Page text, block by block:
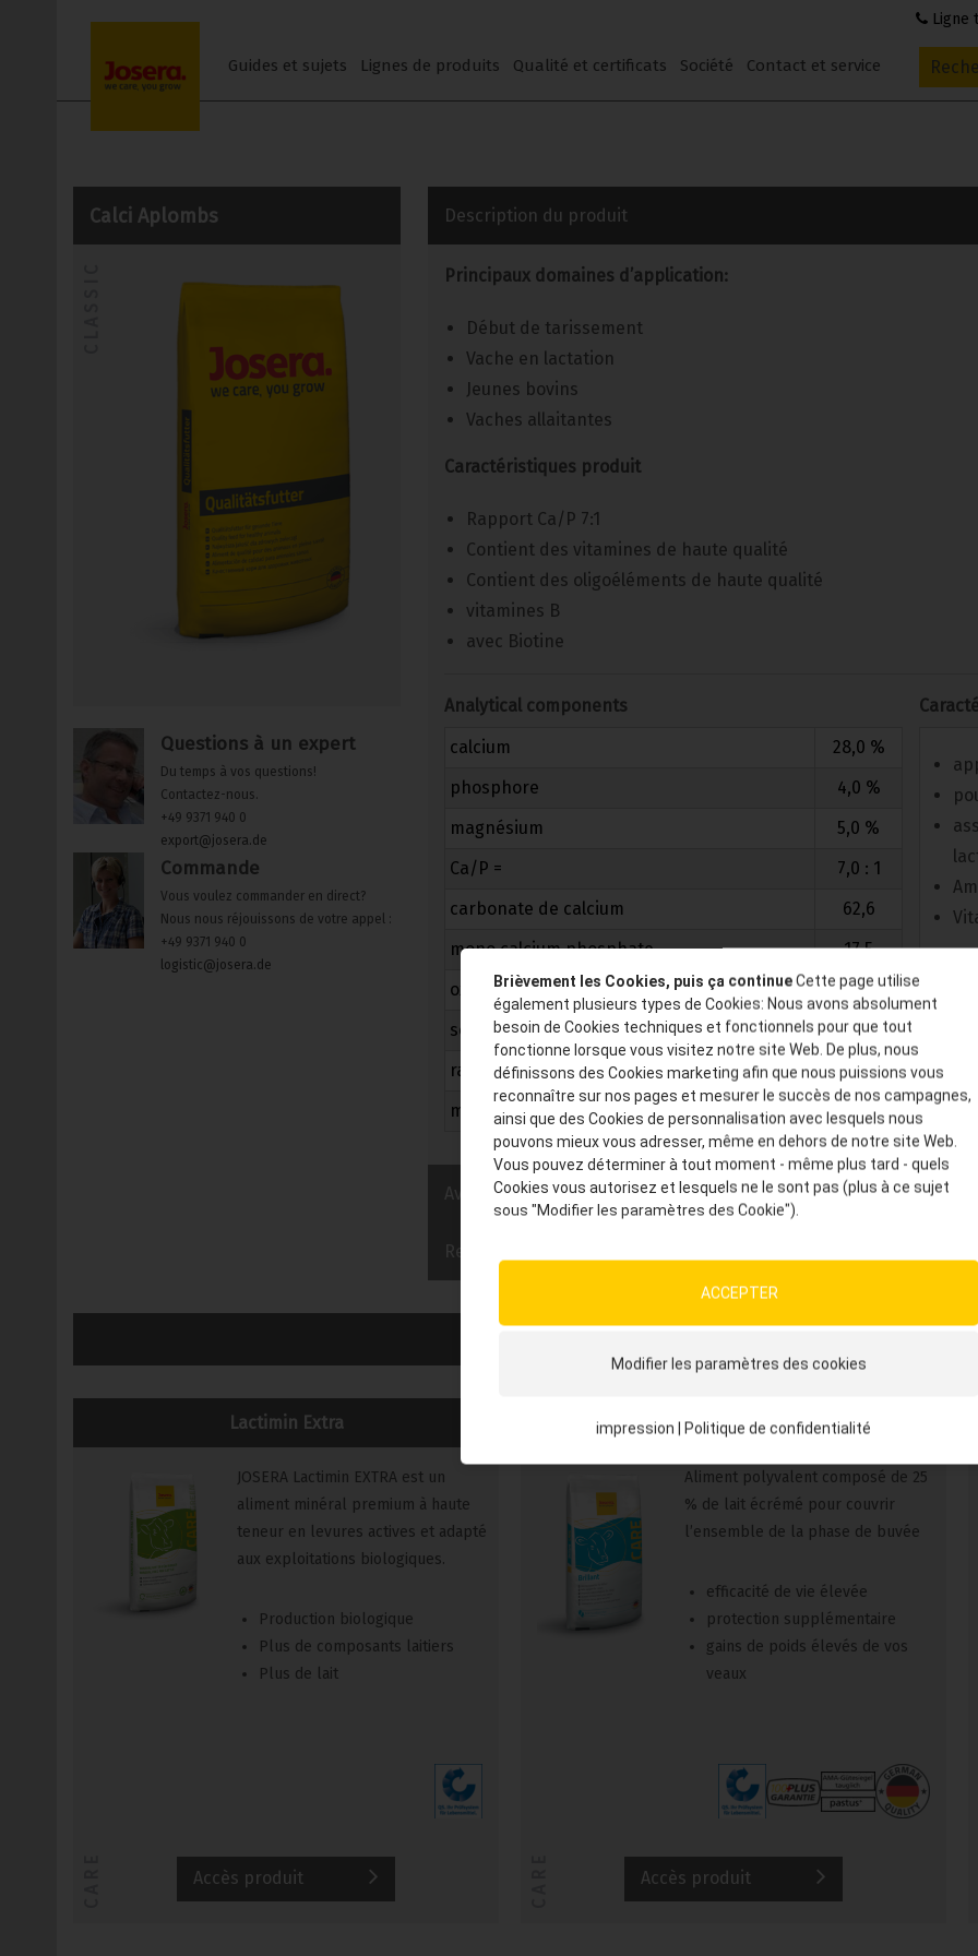
content
Ligne
Guides et sujets Lignes de produits Qualité et certificats Société Contact et service
Calci Aplombs
Questions à un expert
Du temps à vos questions!
Contactez-nous.
+49 9371 940 0
export@josera.de
Commande
Vous voulez commander en direct?
Nous nous réjouissons de votre appel :
+49 9371 940 0
logistic@josera.de
Description du produit
Principaux domaines d’application:
Début de tarissement
Vache en lactation
Jeunes bovins
Vaches allaitantes
Caractéristiques produit
Rapport Ca/P 7:1
Contient des vitamines de haute qualité
Contient des oligoéléments de haute qualité
vitamines B
avec Biotine
Analytical components
calcium
28,0 %
phosphore
4,0 %
magnésium
5,0 %
Ca/P =
7,0 : 1
carbonate de calcium
62,6
mono calcium phosphate
17,5
oxyde de magnésium
9,3
son de blé
2
radicelles
2
mélasse de betterave sucrière
1,5
Avantages du produit
Recommandation d'alimentation
Lactimin Extra
JOSERA Lactimin EXTRA est un
aliment minéral premium à haute
teneur en levures actives et adapté
aux exploitations biologiques.
Production biologique
Plus de composants laitiers
Plus de lait
Accès produit
Brillant
Aliment polyvalent composé de 25
% de lait écrémé pour couvrir
l’ensemble de la phase de buvée
efficacité de vie élevée
protection supplémentaire
gains de poids élevés de vos
veaux
Accès produit
Brièvement les Cookies, puis ça continueCette page utilise
également plusieurs types de Cookies: Nous avons absolument
besoin de Cookies techniques et fonctionnels pour que tout
fonctionne lorsque vous visitez notre site Web. De plus, nous
définissons des Cookies marketing afin que nous puissions vous
reconnaître sur nos pages et mesurer le succès de nos campagnes,
ainsi que des Cookies de personnalisation avec lesquels nous
pouvons mieux vous adresser, même en dehors de notre site Web.
Vous pouvez déterminer à tout moment - même plus tard - quels
Cookies vous autorisez et lesquels ne le sont pas (plus à ce sujet
sous "Modifier les paramètres des Cookie").
ACCEPTER
Modifier les paramètres des cookies
impression | Politique de confidentialité